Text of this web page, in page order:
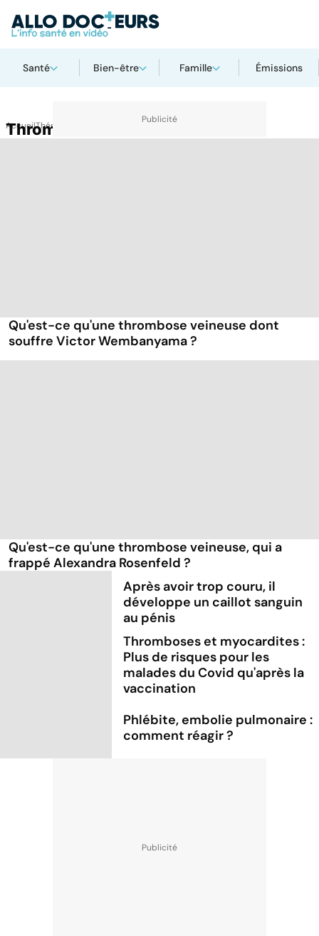
Santé Bien-être Famille Émissions
AccueilThématiques
Thrombose
Qu'est-ce qu'une thrombose veineuse dont
souffre Victor Wembanyama ?
Qu'est-ce qu'une thrombose veineuse, qui a
frappé Alexandra Rosenfeld ?
Après avoir trop couru, il
développe un caillot sanguin
au pénis
Thromboses et myocardites :
Plus de risques pour les
malades du Covid qu'après la
vaccination
Phlébite, embolie pulmonaire :
comment réagir ?